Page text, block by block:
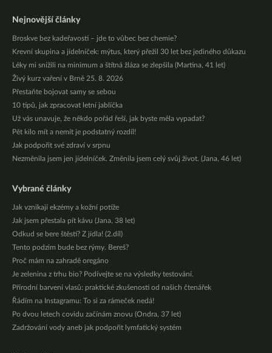
Nejnovější články
Broskve bez kadeřavosti – jde to vůbec bez chemie?
Krevní skupina a jídelníček: mýtus, který přežil 30 let bez jediného důkazu
Léky mi snížili na minimum a štítná žláza se zlepšila (Martina, 41 let)
Živý kurz vaření v Brně 25. 8. 2026
Přestaňte bojovat samy se sebou
10 tipů, jak zpracovat letní jablíčka
Už vás unavuje, že někdo pořád řeší, jak byste měla vypadat?
Pět kilo mít a nemít je podstatný rozdíl!
Jak podpořit své zdraví v srpnu
Nezměnila jsem jen jídelníček. Změnila jsem celý svůj život. (Jana, 46 let)
Vybrané články
Jak vznikají ekzémy a kožní potíže
Jak jsem přestala pít kávu (Jana, 38 let)
Odkud se bere štěstí? Z jídla! (2.díl)
Tento podzim bude bez rýmy. Bereš?
Proč mám na zahradě oregáno
Je zelenina z trhu bio? Podívejte se na výsledky testování.
Přírodní barvení vlasů: praktické zkušenosti od našich čtenářek
Řádím na Instagramu: To si za rámeček nedá!
Po dvou letech covidu začínám znovu (Ondra, 37 let)
Zadržování vody aneb jak podpořit lymfatický systém